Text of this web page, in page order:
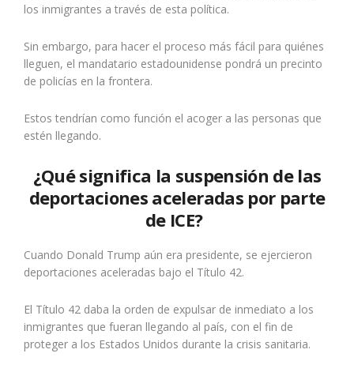
los inmigrantes a través de esta política.
Sin embargo, para hacer el proceso más fácil para quiénes
lleguen, el mandatario estadounidense pondrá un precinto
de policías en la frontera.
Estos tendrían como función el acoger a las personas que
estén llegando.
¿Qué significa la suspensión de las
deportaciones aceleradas por parte
de ICE?
Cuando Donald Trump aún era presidente, se ejercieron
deportaciones aceleradas bajo el Título 42.
El Título 42 daba la orden de expulsar de inmediato a los
inmigrantes que fueran llegando al país, con el fin de
proteger a los Estados Unidos durante la crisis sanitaria.